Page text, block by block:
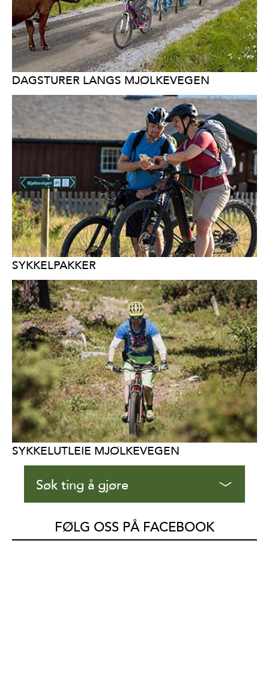
DAGSTURER LANGS MJØLKEVEGEN
SYKKELPAKKER
SYKKELUTLEIE MJØLKEVEGEN
Søk ting å gjøre
FØLG OSS PÅ FACEBOOK